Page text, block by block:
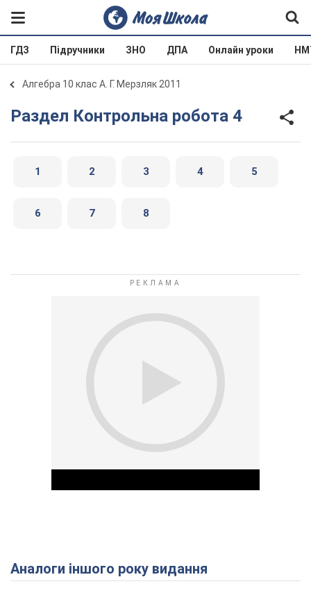
ГДЗ Підручники ЗНО ДПА Онлайн уроки
Алгебра 10 клас А. Г. Мерзляк 2011
Раздел Контрольна робота 4
1 2 3 4 5
6 7 8
Play Video
Аналоги іншого року видання